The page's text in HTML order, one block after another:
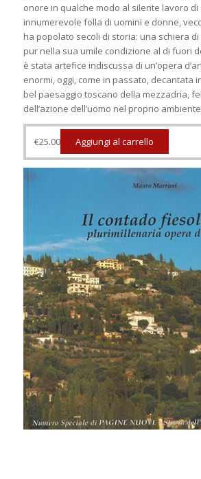
onore in qualche modo al silente lavoro di
innumerevole folla di uomini e donne,
ha popolato secoli di storia: una schiera
pur nella sua umile condizione al di fuori
è stata artefice indiscussa di un’opera
enormi, oggi, come in passato, decantata
bel paesaggio toscano della mezzadria,
dell’azione dell’uomo nel proprio
€25.00 Aggiungi al carrello